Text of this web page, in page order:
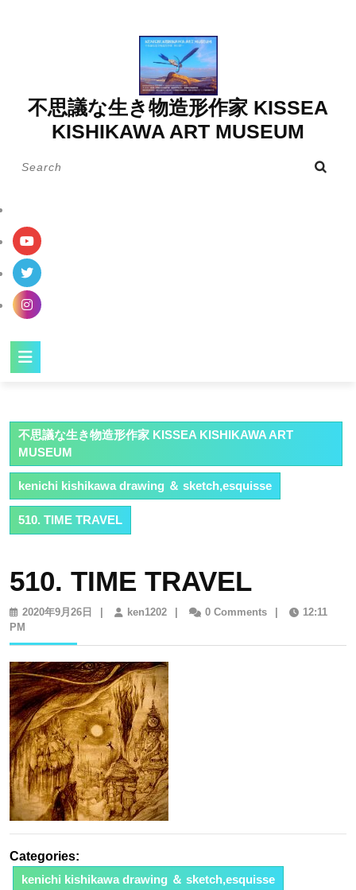
不思議な生き物造形作家 KISSEA
KISHIKAWA ART MUSEUM
不思議な生き物造形作家 KISSEA KISHIKAWA ART
MUSEUM
kenichi kishikawa drawing ＆ sketch,esquisse
510. TIME TRAVEL
510. TIME TRAVEL
2020年9月26日
2020
26
日
ken1202ken12020 Comments
12:11
PM
Categories:
kenichi kishikawa drawing ＆ sketch,esquisse